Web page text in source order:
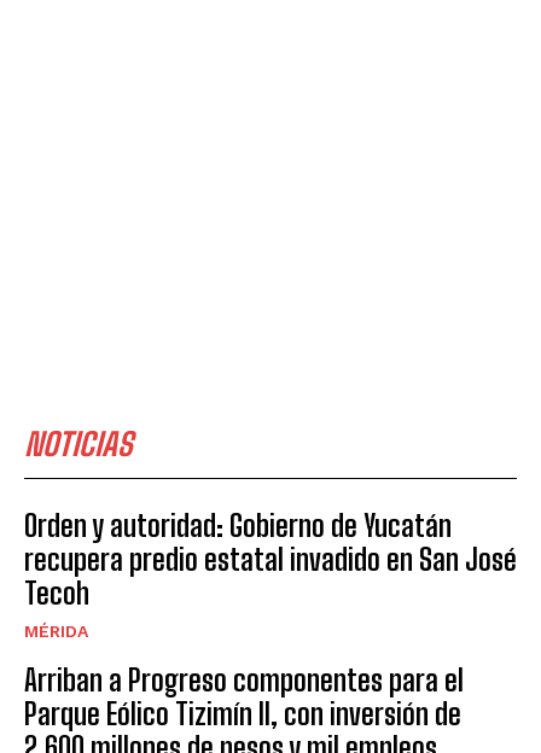
NOTICIAS
Orden y autoridad: Gobierno de Yucatán
recupera predio estatal invadido en San José
Tecoh
MÉRIDA
Arriban a Progreso componentes para el
Parque Eólico Tizimín II, con inversión de